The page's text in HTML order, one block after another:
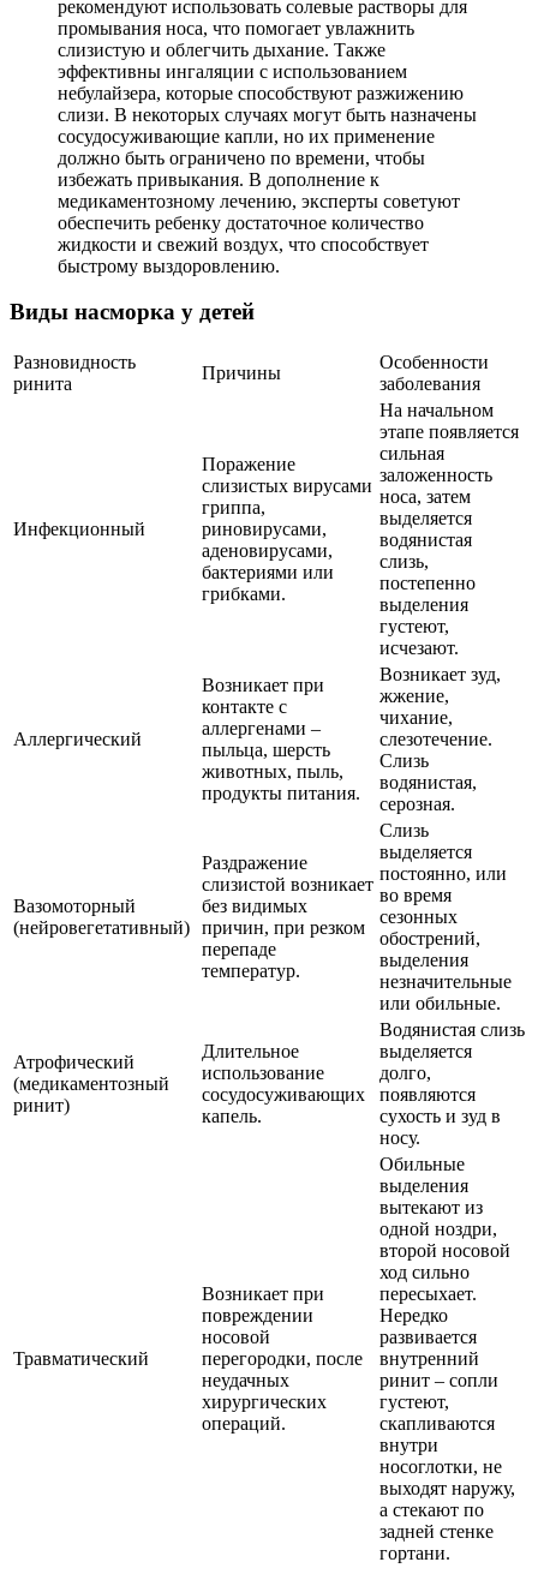
рекомендуют использовать солевые растворы для
промывания носа, что помогает увлажнить
слизистую и облегчить дыхание. Также
эффективны ингаляции с использованием
небулайзера, которые способствуют разжижению
слизи. В некоторых случаях могут быть назначены
сосудосуживающие капли, но их применение
должно быть ограничено по времени, чтобы
избежать привыкания. В дополнение к
медикаментозному лечению, эксперты советуют
обеспечить ребенку достаточное количество
жидкости и свежий воздух, что способствует
быстрому выздоровлению.
Виды насморка у детей
Разновидность
ринита
Причины
Особенности
заболевания
Инфекционный
Поражение
слизистых вирусами
гриппа,
риновирусами,
аденовирусами,
бактериями или
грибками.
На начальном
этапе появляется
сильная
заложенность
носа, затем
выделяется
водянистая
слизь,
постепенно
выделения
густеют,
исчезают.
Аллергический
Возникает при
контакте с
аллергенами –
пыльца, шерсть
животных, пыль,
продукты питания.
Возникает зуд,
жжение,
чихание,
слезотечение.
Слизь
водянистая,
серозная.
Вазомоторный
(нейровегетативный)
Раздражение
слизистой возникает
без видимых
причин, при резком
перепаде
температур.
Слизь
выделяется
постоянно, или
во время
сезонных
обострений,
выделения
незначительные
или обильные.
Атрофический
(медикаментозный
ринит)
Длительное
использование
сосудосуживающих
капель.
Водянистая слизь
выделяется
долго,
появляются
сухость и зуд в
носу.
Травматический
Возникает при
повреждении
носовой
перегородки, после
неудачных
хирургических
операций.
Обильные
выделения
вытекают из
одной ноздри,
второй носовой
ход сильно
пересыхает.
Нередко
развивается
внутренний
ринит – сопли
густеют,
скапливаются
внутри
носоглотки, не
выходят наружу,
а стекают по
задней стенке
гортани.